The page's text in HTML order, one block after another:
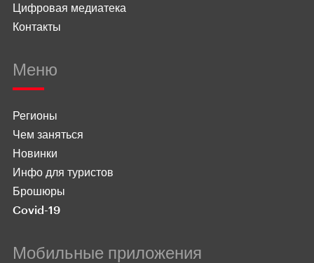
Цифровая медиатека
Контакты
Меню
Регионы
Чем заняться
Новинки
Инфо для туристов
Брошюры
Covid-19
Мобильные приложения